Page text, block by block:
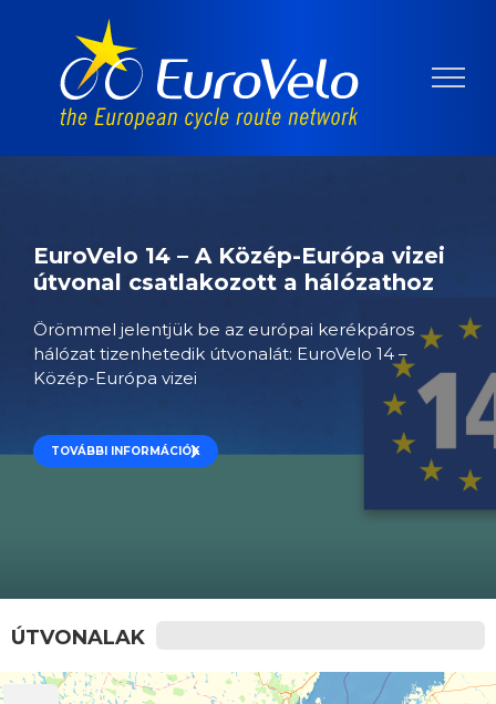
EuroVelo 14 – A Közép-Európa vizei
útvonal csatlakozott a hálózathoz
Örömmel jelentjük be az európai kerékpáros
hálózat tizenhetedik útvonalát: EuroVelo 14 –
Közép-Európa vizei
TOVÁBBI INFORMÁCIÓK
ÚTVONALAK